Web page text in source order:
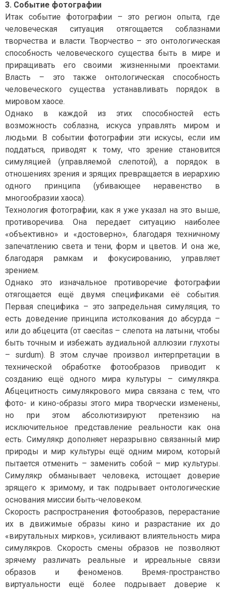
3. Событие фотографии
Итак событие фотографии – это регион опыта, где
человеческая ситуация отягощается соблазнами
творчества и власти. Творчество – это онтологическая
способность человеческого существа быть в мире и
приращивать его своими жизненными проектами.
Власть – это также онтологическая способность
человеческого существа устанавливать порядок в
мировом хаосе.
Однако в каждой из этих способностей есть
возможность соблазна, искуса управлять миром и
людьми. В событии фотографии эти искусы, если им
поддаться, приводят к тому, что зрение становится
симуляцией (управляемой слепотой), а порядок в
отношениях зрения и зрящих превращается в иерархию
одного принципа (убивающее неравенство в
многообразии хаоса).
Технология фотографии, как я уже указал на это выше,
противоречива. Она передает ситуацию наиболее
«объективно» и «достоверно», благодаря техничному
запечатлению света и тени, форм и цветов. И она же,
благодаря рамкам и фокусированию, управляет
зрением.
Однако это изначальное противоречие фотографии
отягощается ещё двумя спецификами её события.
Первая специфика – это запредельная симуляция, то
есть доведение принципа истолкования до абсурда –
или до абцецита (от caecitas – слепота на латыни, чтобы
быть точным и избежать аудиальной аллюзии глухоты
– surdum). В этом случае произвол интерпретации в
технической обработке фотообразов приводит к
созданию ещё одного мира культуры – симулякра.
Абцецитность симулякрового мира связана с тем, что
фото- и кино-образы этого мира творчески изменены,
но при этом абсолютизируют претензию на
исключительное представление реальности как она
есть. Симулякр дополняет неразрывно связанный мир
природы и мир культуры ещё одним миром, который
пытается отменить – заменить собой – мир культуры.
Симулякр обманывает человека, истощает доверие
зрящего к зримому, и так подрывает онтологические
основания миссии быть-человеком.
Скорость распространения фотообразов, перерастание
их в движимые образы кино и разрастание их до
«вирутальных мирков», усиливают влиятельность мира
симулякров. Скорость смены образов не позволяют
зрячему различать реальные и ирреальные связи
образов и феноменов. Время-пространство
виртуальности ещё более подрывает доверие к